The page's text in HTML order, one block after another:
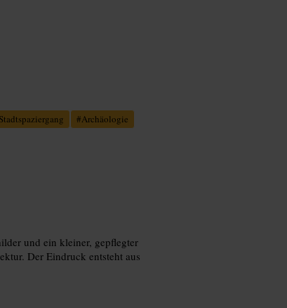
Stadtspaziergang #Archäologie
und ein kleiner, gepflegter
Der Eindruck entsteht aus